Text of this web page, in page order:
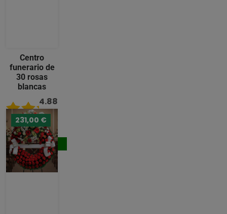
Centro
funerario de
30 rosas
blancas
4.88
/ 5
176,00 €
Comprar
231,00 €